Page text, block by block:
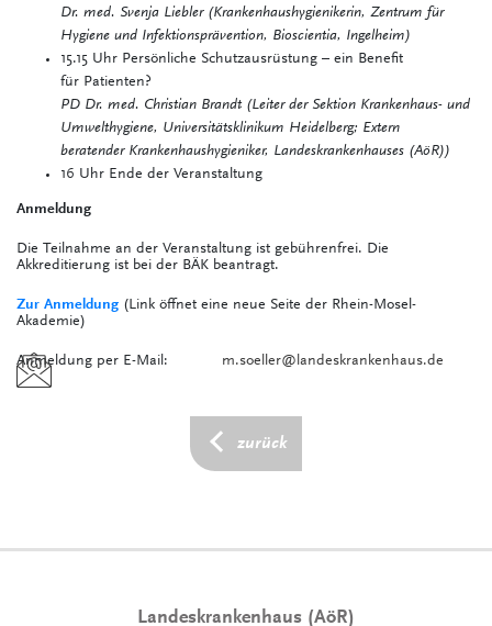
Dr. med. Svenja Liebler (Krankenhaushygienikerin, Zentrum für
Hygiene und Infektionsprävention, Bioscientia, Ingelheim)
15.15 Uhr Persönliche Schutzausrüstung – ein Benefit
für Patienten?
PD Dr. med. Christian Brandt (Leiter der Sektion Krankenhaus- und
Umwelthygiene, Universitätsklinikum Heidelberg; Extern
beratender Krankenhaushygieniker, Landeskrankenhauses (AöR))
16 Uhr Ende der Veranstaltung
Anmeldung
Die Teilnahme an der Veranstaltung ist gebührenfrei. Die
Akkreditierung ist bei der BÄK beantragt.
Zur Anmeldung (Link öffnet eine neue Seite der Rhein-Mosel-
Akademie)
Anmeldung per E-Mail: m.soeller@landeskrankenhaus.de
zurück
Landeskrankenhaus (AöR)